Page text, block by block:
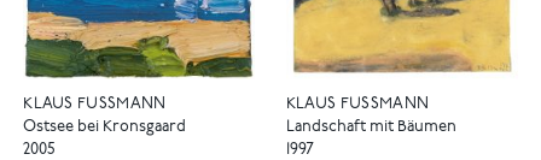
KLAUS FUSSMANN
Ostsee bei Kronsgaard
2005
KLAUS FUSSMANN
Landschaft mit Bäumen
1997